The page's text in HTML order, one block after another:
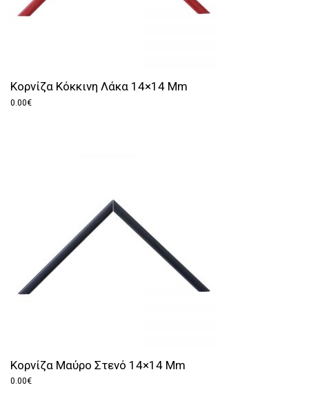
Κορνίζα Κόκκινη Λάκα 14×14 Mm
0.00€
Κορνίζα Μαύρο Στενό 14×14 Mm
0.00€